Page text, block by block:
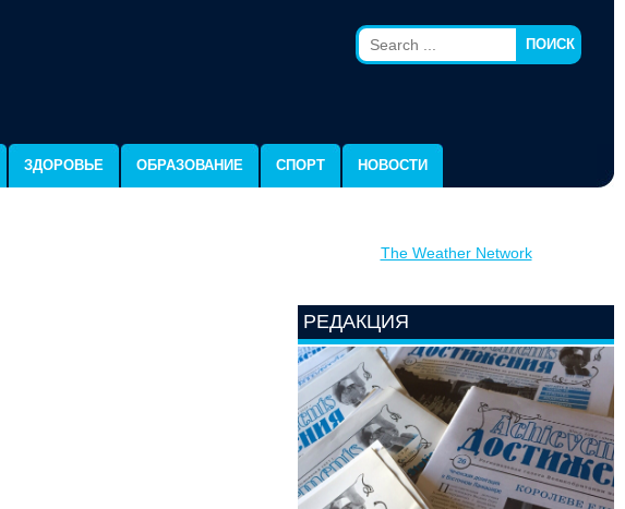
ПОИСК
ЗДОРОВЬЕ ОБРАЗОВАНИЕ СПОРТ НОВОСТИ
The Weather Network
РЕДАКЦИЯ